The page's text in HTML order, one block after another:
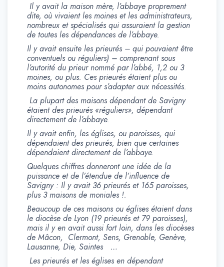
Il y avait la maison mère, l’abbaye proprement
dite, où vivaient les moines et les administrateurs,
nombreux et spécialisés qui assuraient la gestion
de toutes les dépendances de l’abbaye.
Il y avait ensuite les prieurés – qui pouvaient être
conventuels ou réguliers) – comprenantsous
l’autorité du prieur nommé par l’abbé, 1,2 ou 3
moines, ou plus. Ces prieurés étaient plus ou
moins autonomes pour s’adapter aux nécessités.
La plupart des maisons dépendant de Savigny
étaient des prieurés «réguliers», dépendant
directement de l’abbaye.
Il y avait enfin, les églises, ou paroisses, qui
dépendaient des prieurés, bien que certaines
dépendaient directement de l’abbaye.
Quelques chiffres donneront une idée de la
puissance et de l’étendue de l’influence de
Savigny : Il y avait 36 prieurés et 165 paroisses,
plus 3 maisons de moniales !.
Beaucoup de ces maisons ou églises étaient dans
le diocèse de Lyon (19 prieurés et 79 paroisses),
mais il y en avait aussi fort loin, dans les diocèses
de Mâcon, Clermont, Sens, Grenoble, Genève,
Lausanne, Die, Saintes …
Les prieurés et les églises en dépendant